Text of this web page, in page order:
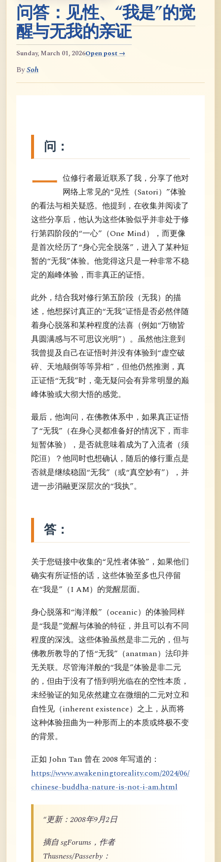
问答：见性、“我是”的觉
醒与无我的亲证
Sunday, March 01, 2026Open post →
BySoh
问：
一 位修行者最近联系了我，分享了他对
网络上常见的“见性（Satori）”体验
的看法与相关疑惑。他提到，在收集并阅读了
这些分享后，他认为这些体验似乎并非处于修
行第四阶段的“一心”（One Mind），而更像
是首次经历了“身心完全脱落”，进入了某种短
暂的“无我”体验。他觉得这只是一种非常不稳
定的巅峰体验，而非真正的证悟。
此外，结合我对修行第五阶段（无我）的描
述，他想探讨真正的“无我”证悟是否必然伴随
着身心脱落和某种程度的法喜（例如“万物皆
具圆满感与不可思议光明”）。虽然他注意到
我曾提及自己在证悟时并没有体验到“虚空破
碎、天地颠倒等等异相”，但他仍然推测，真
正证悟“无我”时，毫无疑问会有异常明显的巅
峰体验或大彻大悟的感觉。
最后，他询问，在佛教体系中，如果真正证悟
了“无我”（在身心灵都准备好的情况下，而非
短暂体验），是否就意味着成为了入流者（须
陀洹）？他同时也想确认，随后的修行重点是
否就是继续稳固“无我”（或“真空妙有”），并
进一步消融更深层次的“我执”。
答：
关于您链接中收集的“见性者体验”，如果他们
确实有所证悟的话，这些体验至多也只停留
在“我是”（I AM）的觉醒层面。
身心脱落和“海洋般”（oceanic）的体验同样
是“我是”觉醒与体验的特征，并且可以有不同
程度的深浅。这些体验虽然是非二元的，但与
佛教所教导的了悟“无我”（anatman）法印并
无关联。尽管海洋般的“我是”体验是非二元
的，但由于没有了悟到明光临在的空性本质，
未经验证的知见依然建立在微细的二元对立和
自性见（inherent existence）之上，从而将
这种体验扭曲为一种形而上的本质或终极不变
的背景。
正如 John Tan 曾在 2008 年写道的：
https://www.awakeningtoreality.com/2024/06/
chinese-buddha-nature-is-not-i-am.html
“更新：2008年9月2日
摘自 sgForums，作者
Thusness/Passerby：